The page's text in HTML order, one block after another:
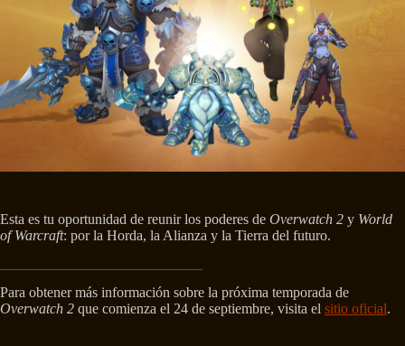
Esta es tu oportunidad de reunir los poderes de Overwatch 2 y World
of Warcraft: por la Horda, la Alianza y la Tierra del futuro.
Para obtener más información sobre la próxima temporada de
Overwatch 2 que comienza el 24 de septiembre, visita el sitio oficial.